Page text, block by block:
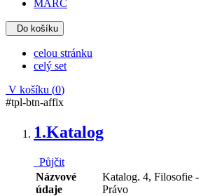
MARC
Do košíku
celou stránku
celý set
V košíku (0)
#tpl-btn-affix
1.Katalog
Půjčit
Názvové
údaje
Katalog. 4, Filosofie
Právo